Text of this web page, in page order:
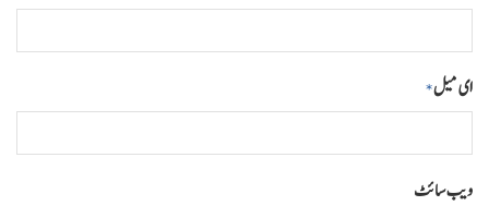
ای میل*
ویب‌ سائٹ